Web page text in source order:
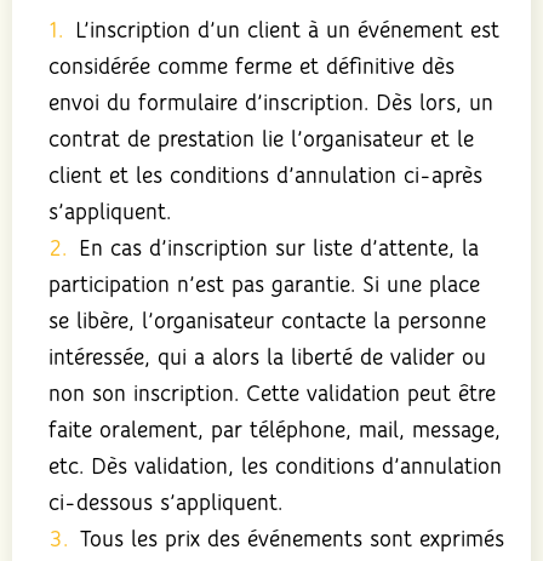
L’inscription d’un client à un événement est
considérée comme ferme et définitive dès
envoi du formulaire d’inscription. Dès lors, un
contrat de prestation lie l’organisateur et le
client et les conditions d’annulation ci-après
s’appliquent.
En cas d’inscription sur liste d’attente, la
participation n’est pas garantie. Si une place
se libère, l’organisateur contacte la personne
intéressée, qui a alors la liberté de valider ou
non son inscription. Cette validation peut être
faite oralement, par téléphone, mail, message,
etc. Dès validation, les conditions d’annulation
ci-dessous s’appliquent.
Tous les prix des événements sont exprimés